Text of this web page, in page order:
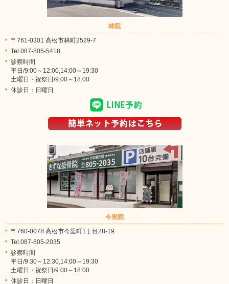
林院
〒761-0301 高松市林町2529-7
Tel.087-805-5418
診察時間
平日/9:00～12:00,14:00～19:30
土曜日・祝祭日/9:00～18:00
休診日：日曜日
今里院
〒760-0078 高松市今里町1丁目28-19
Tel.087-805-2035
診察時間
平日/9:30～12:30,14:00～19:30
土曜日・祝祭日/9:00～18:00
休診日：日曜日